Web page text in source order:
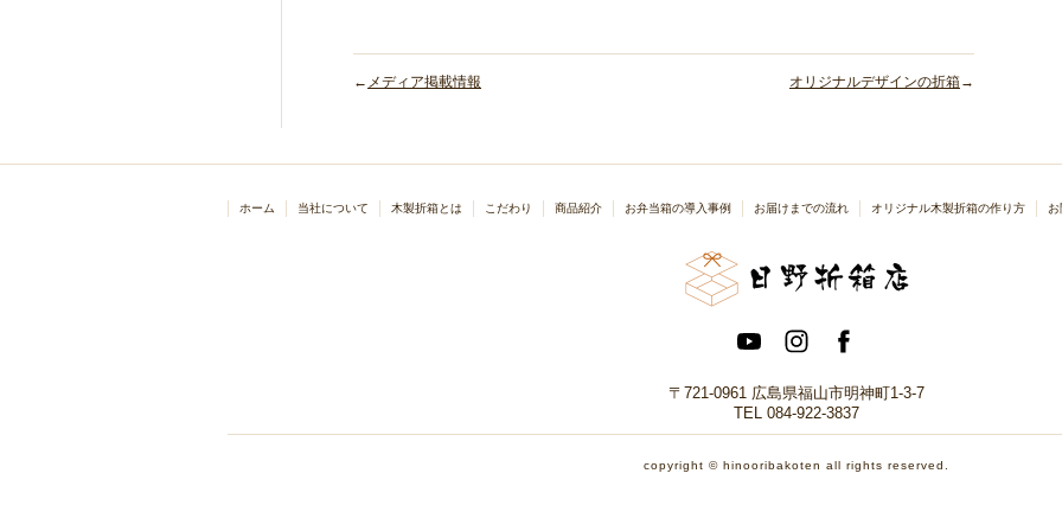
← メディア掲載情報 オリジナルデザインの折箱→
ホーム 当社について 木製折箱とは こだわり 商品紹介 お弁当箱の導入事例 お届けまでの流れ オリジナル木製折箱の作り方
〒721-0961 広島県福山市明神町1-3-7
TEL 084-922-3837
copyright © hinooribakoten all rights reserved.